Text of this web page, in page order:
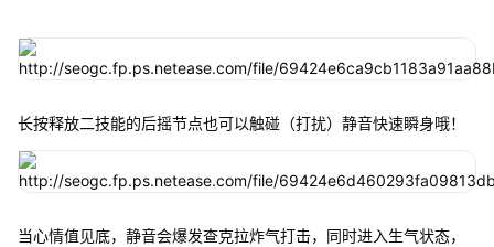
长按释放二技能的后摇节点也可以触碰（打扰）静音快速瞬身哦！
当心情值见底，静音会爆发查克拉炸气打击，同时进入生气状态，